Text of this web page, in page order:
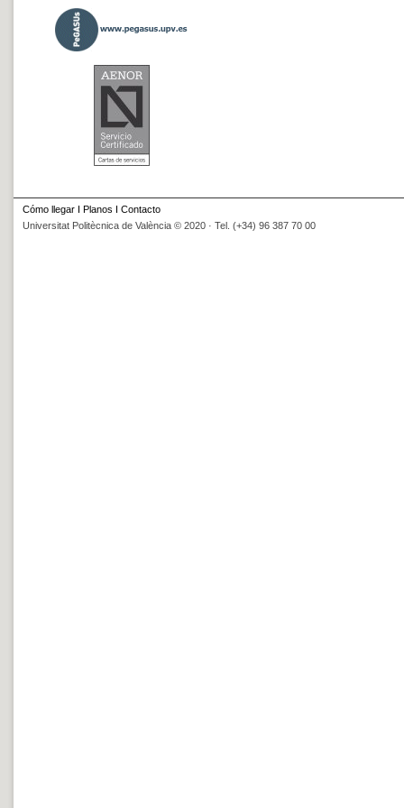
Cómo llegar I Planos I Contacto
Universitat Politècnica de València © 2020 · Tel. (+34) 96 387 70 00